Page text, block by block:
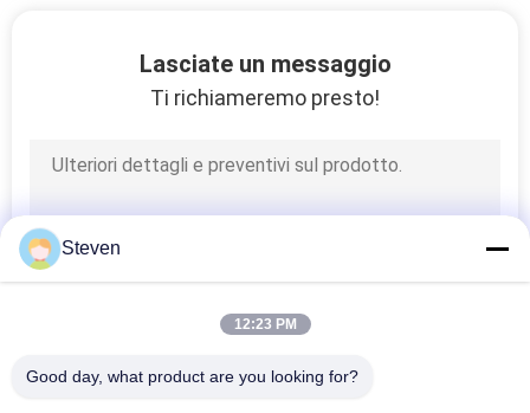
Collegamento PCB
da tavola a tavola
Lasciate un messaggio
Ti richiameremo presto!
Steven
12:23 PM
Good day, what product are you looking for?